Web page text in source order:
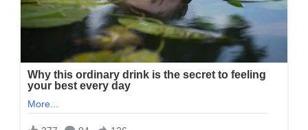
કોને
કેવી
રીતે
સહાય
મળશે…